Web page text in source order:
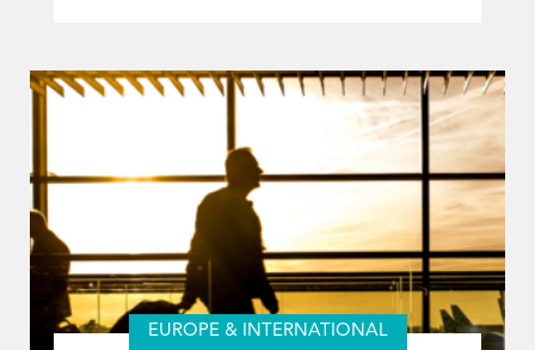
EUROPE & INTERNATIONAL